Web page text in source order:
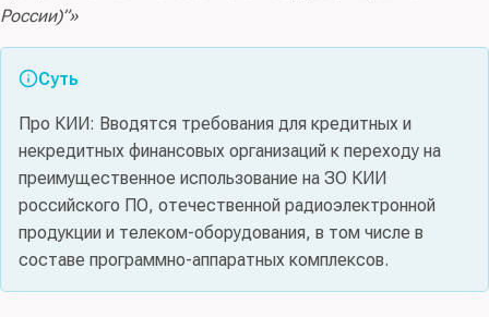
России)”»
Суть
Про КИИ: Вводятся требования для кредитных и
некредитных финансовых организаций к переходу на
преимущественное использование на ЗО КИИ
российского ПО, отечественной радиоэлектронной
продукции и телеком-оборудования, в том числе в
составе программно-аппаратных комплексов.